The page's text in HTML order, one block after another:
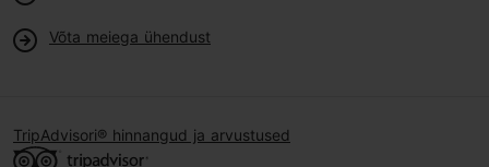
Võta meiega ühendust
TripAdvisori® hinnangud ja arvustused